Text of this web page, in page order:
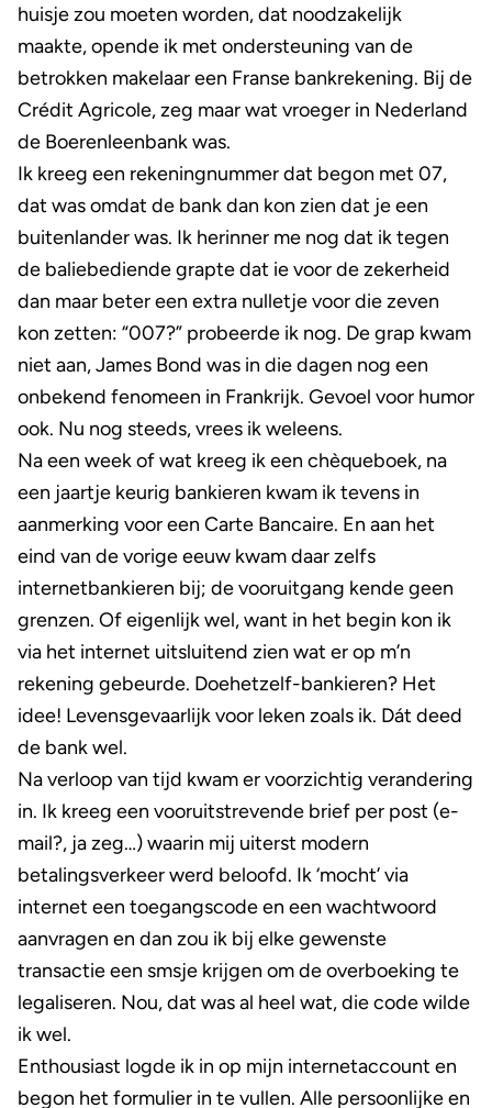
huisje zou moeten worden, dat noodzakelijk
maakte, opende ik met ondersteuning van de
betrokken makelaar een Franse bankrekening. Bij de
Crédit Agricole, zeg maar wat vroeger in Nederland
de Boerenleenbank was.
Ik kreeg een rekeningnummer dat begon met 07,
dat was omdat de bank dan kon zien dat je een
buitenlander was. Ik herinner me nog dat ik tegen
de baliebediende grapte dat ie voor de zekerheid
dan maar beter een extra nulletje voor die zeven
kon zetten: “007?” probeerde ik nog. De grap kwam
niet aan, James Bond was in die dagen nog een
onbekend fenomeen in Frankrijk. Gevoel voor humor
ook. Nu nog steeds, vrees ik weleens.
Na een week of wat kreeg ik een chèqueboek, na
een jaartje keurig bankieren kwam ik tevens in
aanmerking voor een Carte Bancaire. En aan het
eind van de vorige eeuw kwam daar zelfs
internetbankieren bij; de vooruitgang kende geen
grenzen. Of eigenlijk wel, want in het begin kon ik
via het internet uitsluitend zien wat er op m’n
rekening gebeurde. Doehetzelf-bankieren? Het
idee! Levensgevaarlijk voor leken zoals ik. Dát deed
de bank wel.
Na verloop van tijd kwam er voorzichtig verandering
in. Ik kreeg een vooruitstrevende brief per post (e-
mail?, ja zeg…) waarin mij uiterst modern
betalingsverkeer werd beloofd. Ik ‘mocht’ via
internet een toegangscode en een wachtwoord
aanvragen en dan zou ik bij elke gewenste
transactie een smsje krijgen om de overboeking te
legaliseren. Nou, dat was al heel wat, die code wilde
ik wel.
Enthousiast logde ik in op mijn internetaccount en
begon het formulier in te vullen. Alle persoonlijke en